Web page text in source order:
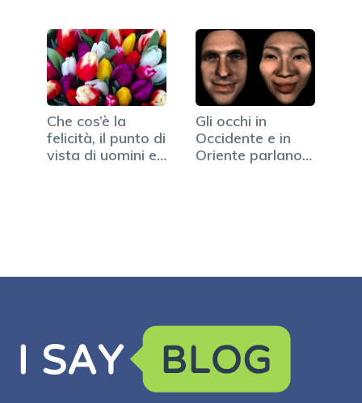
Che cos’è la
felicità, il punto di
vista di uomini e
Gli occhi in
Occidente e in
Oriente parlano